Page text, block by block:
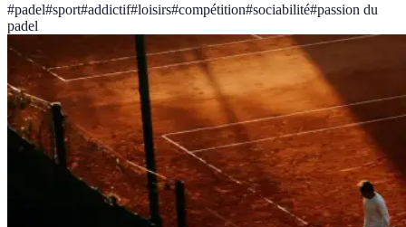
#padel#sport#addictif#loisirs#compétition#sociabilité#passion du
padel